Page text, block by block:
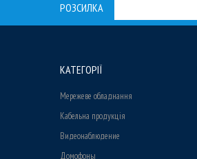
РОЗСИЛКА
КАТЕГОРІЇ
Мережеве обладнання
Кабельна продукція
Видеонаблюдение
Домофоны